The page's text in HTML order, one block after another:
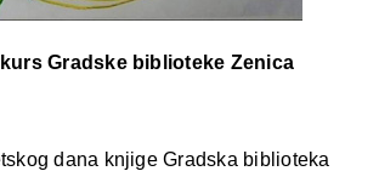
Gradske biblioteke Zenica
dana knjige Gradska biblioteka